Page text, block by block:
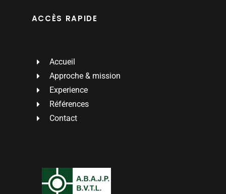
ACCÈS RAPIDE
Accueil
Approche & mission
Experience
Références
Contact